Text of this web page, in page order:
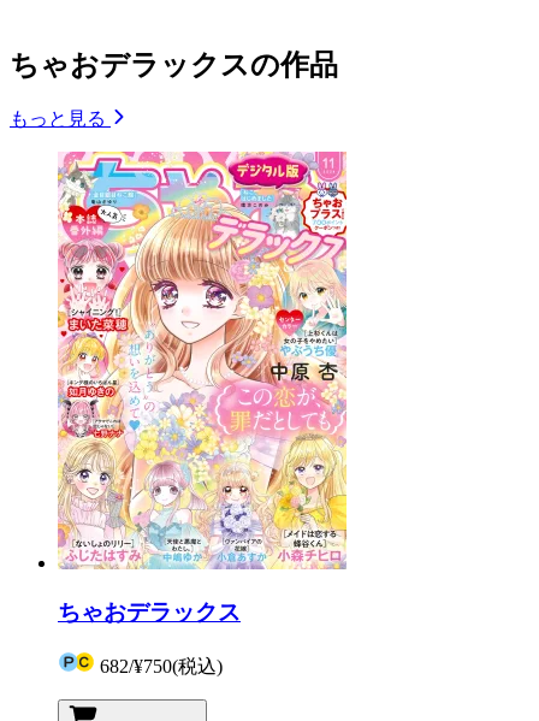
ちゃおデラックスの作品
もっと見る
ちゃおデラックス
682/¥750(税込)